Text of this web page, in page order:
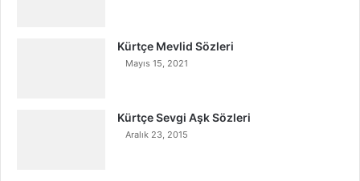
Kürtçe Mevlid Sözleri
Mayıs 15, 2021
Kürtçe Sevgi Aşk Sözleri
Aralık 23, 2015